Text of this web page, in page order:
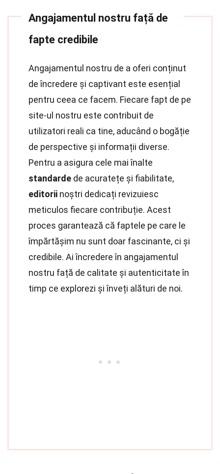
Angajamentul nostru față de
fapte credibile
Angajamentul nostru de a oferi conținut
de încredere și captivant este esențial
pentru ceea ce facem. Fiecare fapt de pe
site-ul nostru este contribuit de
utilizatori reali ca tine, aducând o bogăție
de perspective și informații diverse.
Pentru a asigura cele mai înalte
standarde de acuratețe și fiabilitate,
editorii noștri dedicați revizuiesc
meticulos fiecare contribuție. Acest
proces garantează că faptele pe care le
împărtășim nu sunt doar fascinante, ci și
credibile. Ai încredere în angajamentul
nostru față de calitate și autenticitate în
timp ce explorezi și înveți alături de noi.